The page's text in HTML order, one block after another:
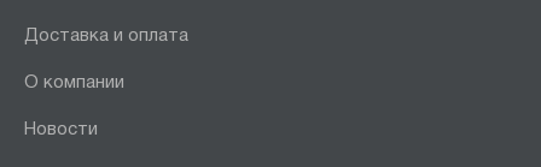
НОРД
Доставка и оплата
О компании
Новости